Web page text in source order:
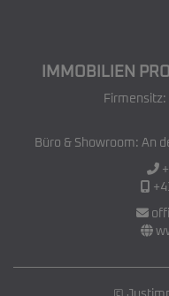
IMMOBILIEN
Büro & Showroom: An